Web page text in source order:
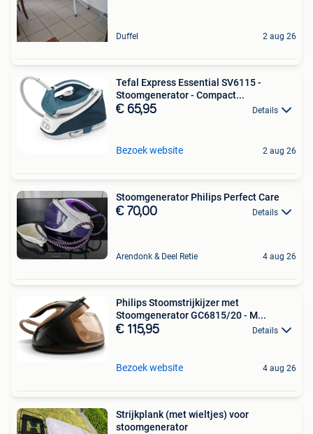
Duffel 2 aug 26
Tefal Express Essential SV6115 -
Stoomgenerator - Compact...
€ 65,95 Details
Bezoek website 2 aug 26
Stoomgenerator Philips Perfect Care
€ 70,00 Details
Arendonk & Deel Retie 4 aug 26
Philips Stoomstrijkijzer met
Stoomgenerator GC6815/20 - M...
€ 115,95 Details
Bezoek website 4 aug 26
Strijkplank (met wieltjes) voor
stoomgenerator